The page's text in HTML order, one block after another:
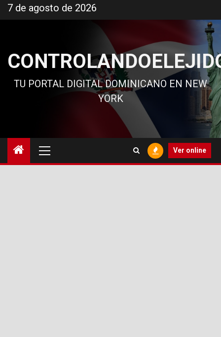
al
7 de agosto de 2026
TU PORTAL DIGITAL DOMINICANO EN NEW
YORK
principal
Ver online